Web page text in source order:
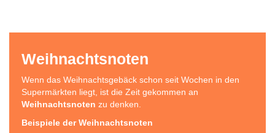
Weihnachtsnoten
Wenn das Weihnachtsgebäck schon seit Wochen in den
Supermärkten liegt, ist die Zeit gekommen an
Weihnachtsnoten zu denken.
Beispiele der Weihnachtsnoten